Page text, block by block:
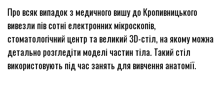
Про всяк випадок з медичного вишу до Кропивницького
вивезли пів сотні електронних мікроскопів,
стоматологічний центр та великий 3D-стіл, на якому можна
детально розгледіти моделі частин тіла. Такий стіл
використовують під час занять для вивчення анатомії.